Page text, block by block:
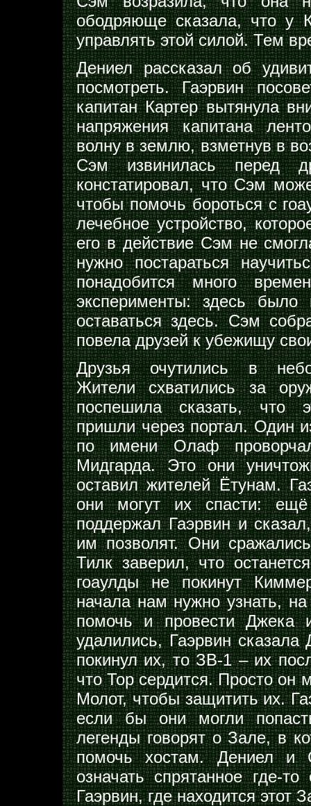
ободряюще сказала, что у
управлять этой силой. Тем
Дениел рассказал об
посмотреть. Гаэрвин
капитан Картер вытянула
напряжения капитана
волну в землю, взметнув в
Сэм извинилась перед
констатировал, что Сэм
чтобы помочь бороться с
лечебное устройство,
его в действие Сэм не
нужно постараться
понадобится много
эксперименты: здесь
оставаться здесь. Сэм
повела друзей к убежищу
Друзья очутились в
Жители схватились за
поспешила сказать, что
пришли через портал. Один
по имени Олаф
Мидгарда. Это они
оставил жителей Ётунам.
они могут их спасти:
поддержал Гаэрвин и
им позволят. Они
Тилк заверил, что
гоаулды не покинут
начала нам нужно узнать,
помочь и провести Джека
удалились, Гаэрвин
покинул их, то ЗВ-1 – их
что Тор сердится. Просто он
Молот, чтобы защитить их.
если бы они могли
легенды говорят о Зале, в
помочь хостам. Дениел и
означать спрятанное где-
Гаэрвин, где находится этот